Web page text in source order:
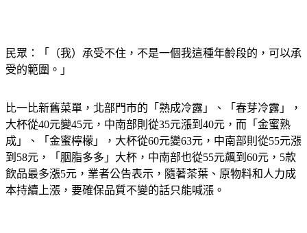
民眾：「（我）承受不住，不是一個我這種年齡段的，可以承
比一比新舊菜單，北部門市的「熟成冷露」、「春芽冷露」，
大杯從40元變45元，中南部則從35元漲到40元，而「金蜜熟
成」、「金蜜檸檬」，大杯從60元變63元，中南部則從55元漲
到58元，「胭脂多多」大杯，中南部也從55元飆到60元，5款
飲品最多漲5元，業者公告表示，隨著茶葉、原物料和人力成